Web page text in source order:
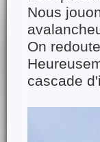
Nous
On
cascade